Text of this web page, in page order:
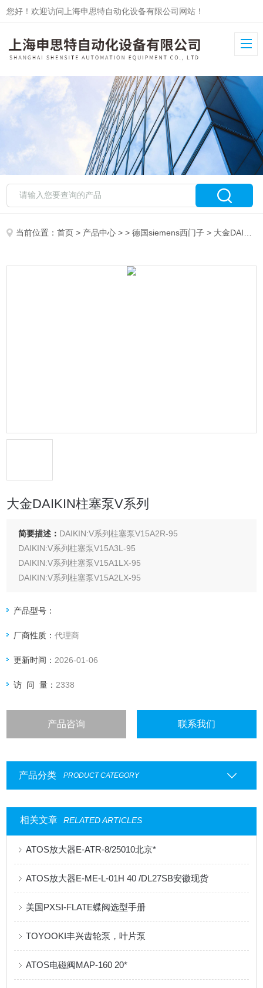
您好！欢迎访问上海申思特自动化设备有限公司网站！
当前位置：首页 > 产品中心 > >德国siemens西门子 > 大金DAIKIN柱塞泵V系列
大金DAIKIN柱塞泵V系列
简要描述： DAIKIN:V系列柱塞泵V15A2R-95
DAIKIN:V系列柱塞泵V15A3L-95
DAIKIN:V系列柱塞泵V15A1LX-95
DAIKIN:V系列柱塞泵V15A2LX-95
DAIKIN:V系列柱塞泵V23A1RX-30
DAIKIN:V系列柱塞泵V38A3R-95
产品型号：
厂商性质：代理商
更新时间： 2026-01-06
访 问 量： 2338
产品咨询 联系我们
产品分类 PRODUCT CATEGORY
相关文章 RELATED ARTICLES
ATOS放大器E-ATR-8/25010北京*
ATOS放大器E-ME-L-01H 40 /DL27SB安徽现货
美国PXSI-FLATE蝶阀选型手册
TOYOOKI丰兴齿轮泵，叶片泵
ATOS电磁阀MAP-160 20*